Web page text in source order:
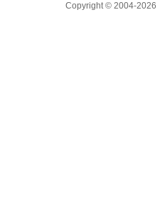
Copyright © 2004-2026